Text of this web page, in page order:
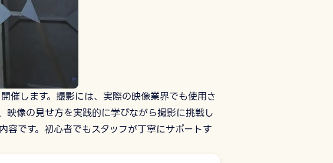
催します。撮影には、実際の映像業界でも使用さ
映像の見せ方を実践的に学びながら撮影に挑戦し
容です。初心者でもスタッフが丁寧にサポートす